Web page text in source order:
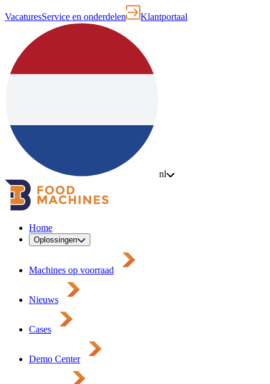
VacaturesService en onderdelen Klantportaal
nl
Home
Oplossingen
Machines op voorraad
Nieuws
Cases
Demo Center